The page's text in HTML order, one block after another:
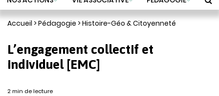
Accueil >Pédagogie >Histoire-Géo & Citoyenneté
L’engagement collectif et
individuel [EMC]
2 min de lecture